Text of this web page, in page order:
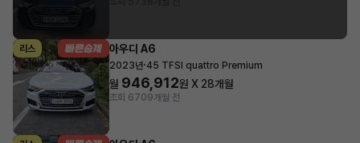
리스 아우디 A6
2023년·45 TFSI quattro Premium
월 946,912원 X 28개월
조회 6709개월 전